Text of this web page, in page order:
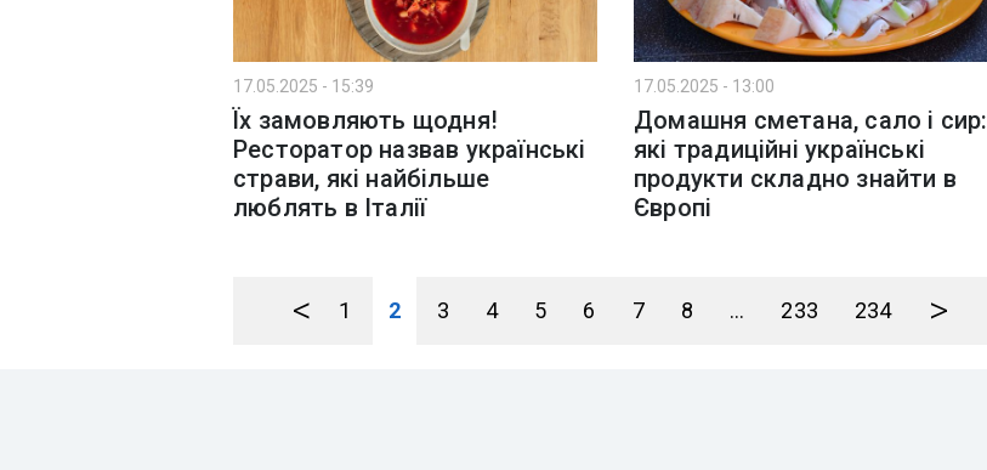
17.05.2025 - 15:39
Їх замовляють щодня!
Ресторатор назвав українські
страви, які найбільше
люблять в Італії
17.05.2025 - 13:00
Домашня сметана, сало і сир:
які традиційні українські
продукти складно знайти в
Європі
< 1 2 3 4 5 6 7 8 ... 233 234 >